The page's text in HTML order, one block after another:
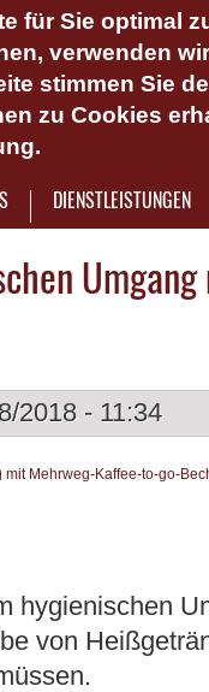
für Sie optimal
verwenden
stimmen Sie
zu Cookies
DIENSTLEISTUNGEN
Das
Plattform
7921322
2018 - 11:34
Mehrweg-Kaffee-to-go-
hygienischen
von